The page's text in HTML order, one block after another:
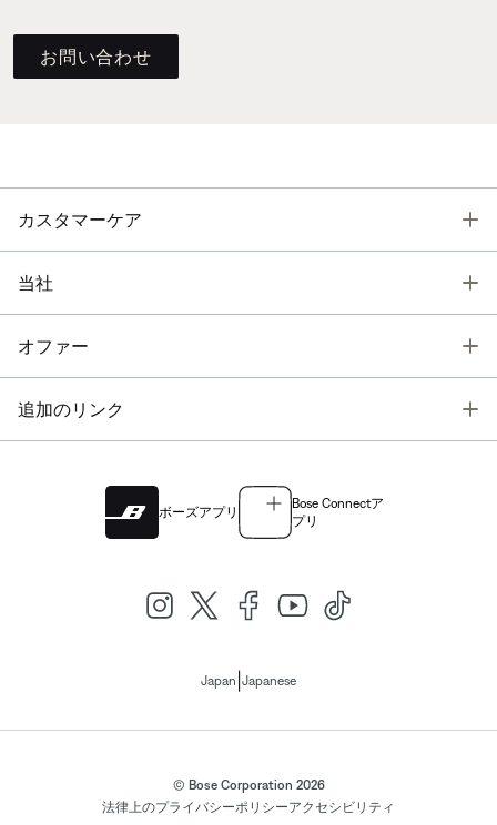
お問い合わせ
カスタマーケア
当社
オファー
追加のリンク
ボーズアプリ
Bose Connectア
プリ
Japan Japanese
© Bose Corporation 2026
法律上のプライバシーポリシーアクセシビリティ